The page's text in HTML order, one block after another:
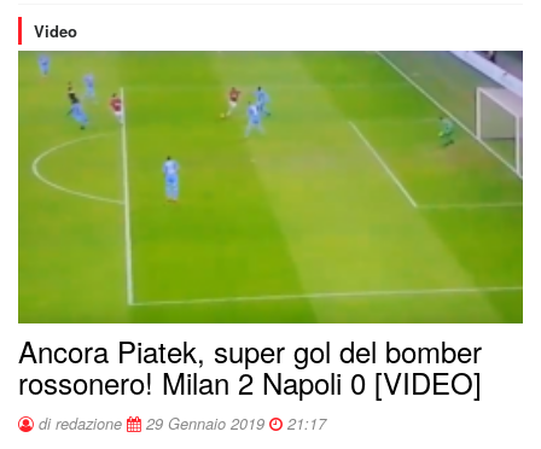
Video
Ancora Piatek, super gol del bomber
rossonero! Milan 2 Napoli 0 [VIDEO]
di redazione 29 Gennaio 2019 21:17